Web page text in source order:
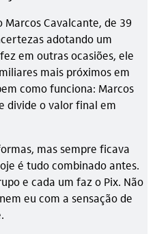
Cavalcante, de 39
adotando um
em outras ocasiões, ele
mais próximos em
como funciona: Marcos
divide o valor final em
mas sempre ficava
é tudo combinado antes.
e cada um faz o Pix. Não
eu com a sensação de